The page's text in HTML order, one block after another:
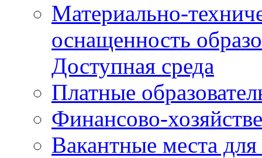
Материально-
оснащенность
Доступная среда
Платные
Финансово-
Вакантные места